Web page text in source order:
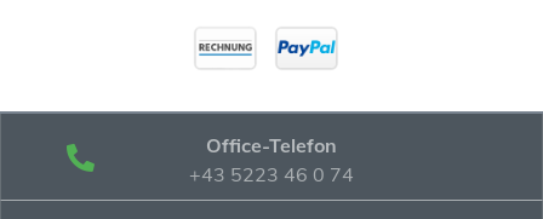
Office-Telefon
+43 5223 46 0 74